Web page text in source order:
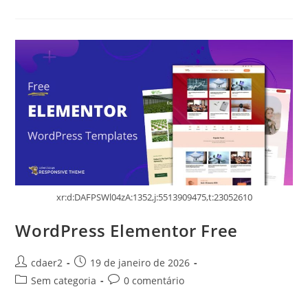
xr:d:DAFPSWl04zA:1352,j:5513909475,t:23052610
WordPress Elementor Free
Autor
do
cdaer2
Post
publicado:
19 de janeiro de 2026
Categoria
Sem categoria
Comentários
0 comentário